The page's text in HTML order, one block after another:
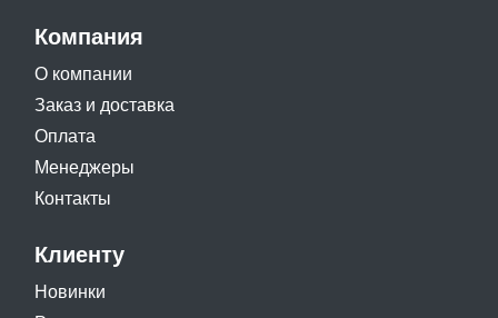
Компания
О компании
Заказ и доставка
Оплата
Менеджеры
Контакты
Клиенту
Новинки